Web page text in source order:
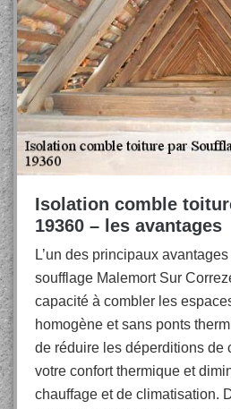
Isolation comble
19360 – les avantages
L’un des principaux
soufflage Malemort Sur
capacité à combler les
homogène et sans ponts
de réduire les déperditions de
votre confort thermique et
chauffage et de climatisation.